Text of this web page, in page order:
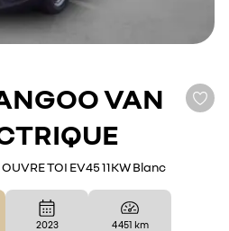
VAN
TOI EV45 11KW Blanc
2023 4 451 km